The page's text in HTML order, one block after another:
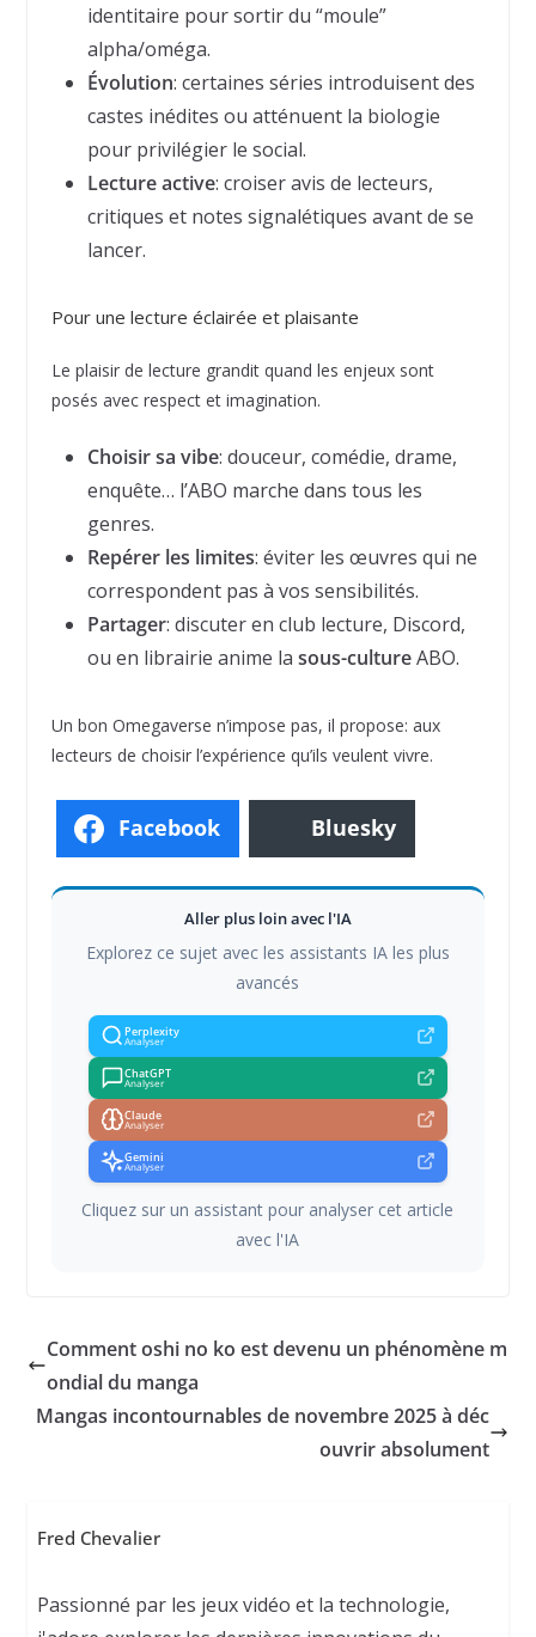
identitaire pour sortir du “moule”
alpha/oméga.
Évolution: certaines séries introduisent des
castes inédites ou atténuent la biologie
pour privilégier le social.
Lecture active: croiser avis de lecteurs,
critiques et notes signalétiques avant de se
lancer.
Pour une lecture éclairée et plaisante
Le plaisir de lecture grandit quand les enjeux sont
posés avec respect et imagination.
Choisir sa vibe: douceur, comédie, drame,
enquête… l’ABO marche dans tous les
genres.
Repérer les limites: éviter les œuvres qui ne
correspondent pas à vos sensibilités.
Partager: discuter en club lecture, Discord,
ou en librairie anime la sous-cultureABO.
Un bon Omegaverse n’impose pas, il propose: aux
lecteurs de choisir l’expérience qu’ils veulent vivre.
Facebook Bluesky
Aller plus loin avec l'IA
Explorez ce sujet avec les assistants IA les plus
avancés
Perplexity
Analyser
ChatGPT
Analyser
Claude
Analyser
Gemini
Analyser
Cliquez sur un assistant pour analyser cet article
avec l'IA
Comment oshi no ko est devenu un phénomène m
ondial du manga
Mangas incontournables de novembre 2025 à déc
ouvrir absolument
Fred Chevalier
Passionné par les jeux vidéo et la technologie,